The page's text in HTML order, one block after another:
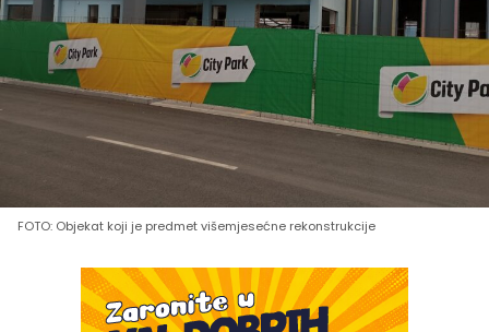
FOTO: Objekat koji je predmet višemjesećne rekonstrukcije